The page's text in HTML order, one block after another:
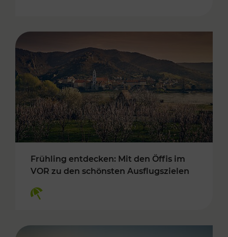
Frühling entdecken: Mit den Öffis im
VOR zu den schönsten Ausflugszielen